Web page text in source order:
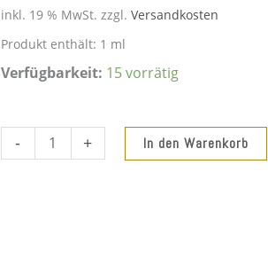
inkl. 19 % MwSt. zzgl. Versandkosten
Produkt enthält: 1 ml
Verfügbarkeit: 15 vorrätig
-
&
+ In den Warenkorb